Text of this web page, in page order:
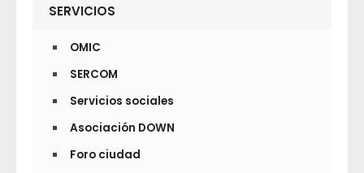
SERVICIOS
OMIC
SERCOM
Servicios sociales
Asociación DOWN
Foro ciudad